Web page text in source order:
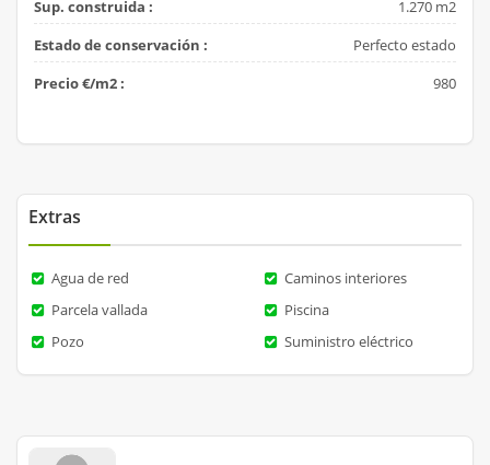
Sup. construida :
1.270 m2
Estado de conservación :
Perfecto estado
Precio €/m2 :
980
Extras
Agua de red
Caminos interiores
Parcela vallada
Piscina
Pozo
Suministro eléctrico